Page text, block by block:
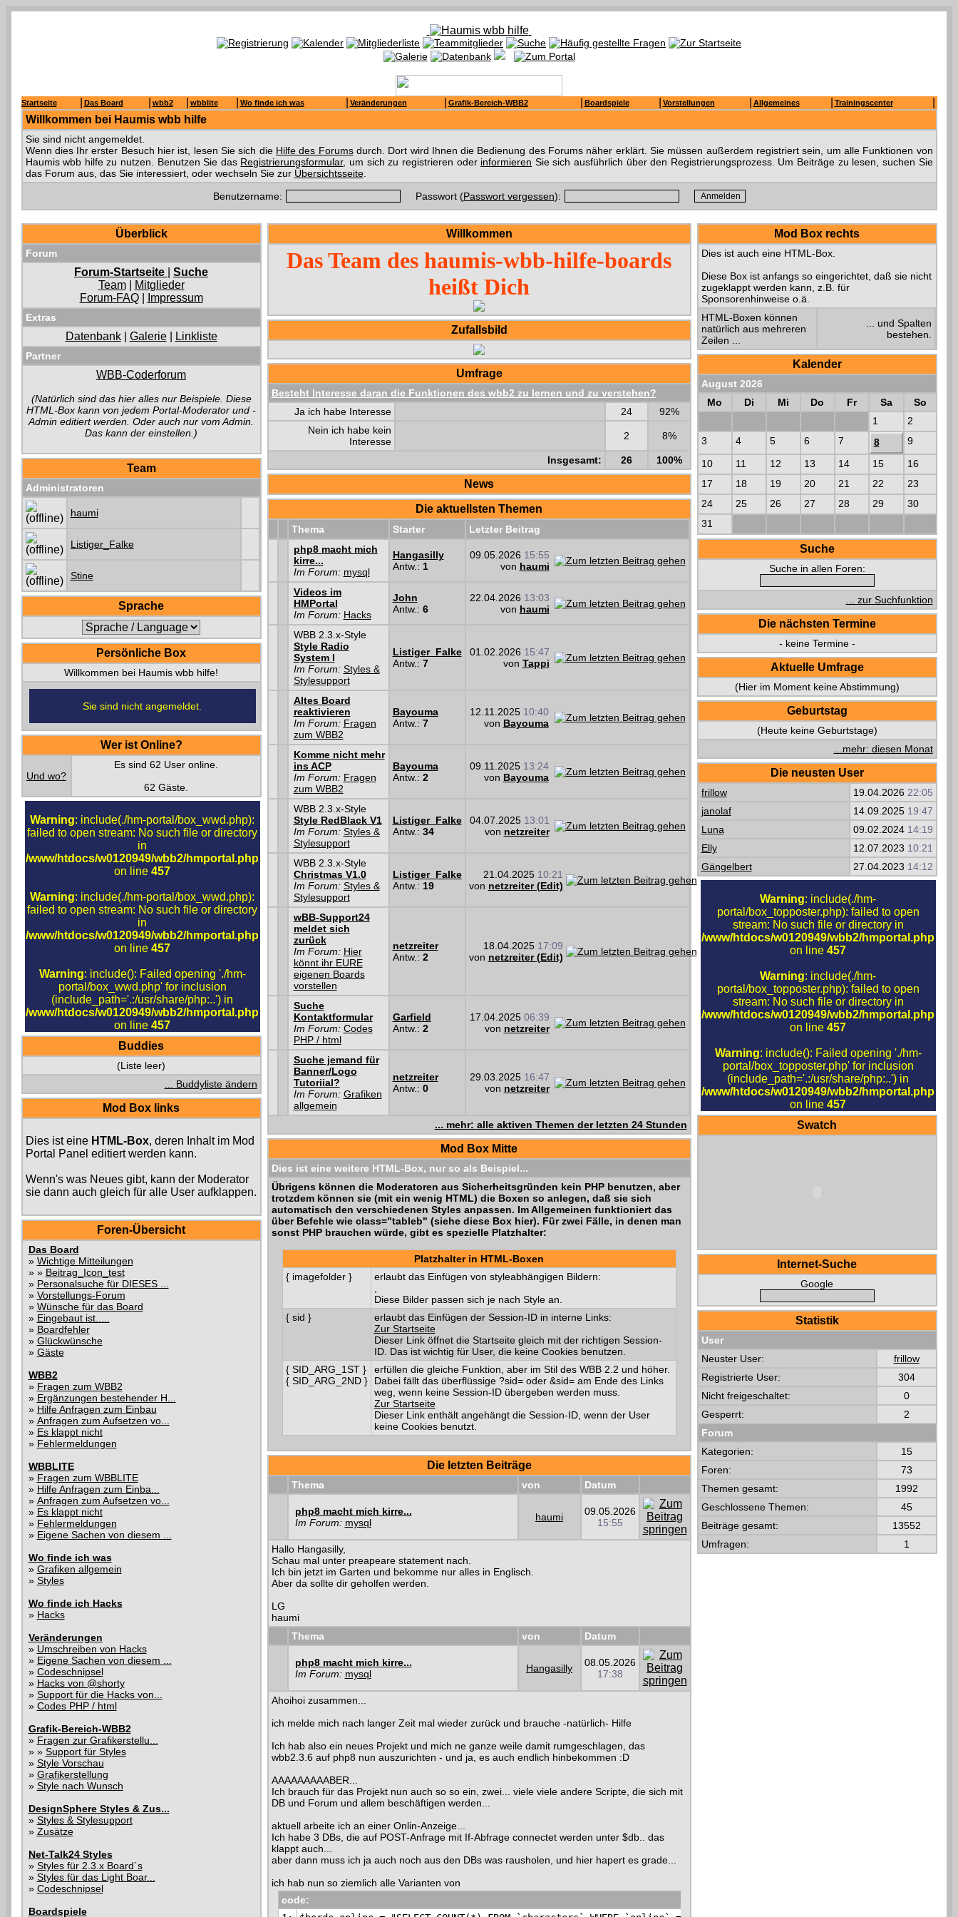
Startseite Das Board wbb2 wbblite Wo finde ich was Veränderungen Grafik-Bereich-WBB2 Boardspiele Vorstellungen Allgemeines Trainingscenter
Willkommen bei Haumis wbb hilfe
Sie sind nicht angemeldet.
Wenn dies Ihr erster Besuch hier ist, lesen Sie sich die Hilfe des Forumsdurch. Dort wird Ihnen die Bedienung des Forums näher erklärt. Sie müssen außerdem registriert sein, um alle Funktionen von
Haumis wbb hilfe zu nutzen. Benutzen Sie das Registrierungsformular, um sich zu registrieren oder informieren Sie sich ausführlich über den Registrierungsprozess. Um Beiträge zu lesen, suchen Sie
das Forum aus, das Sie interessiert, oder wechseln Sie zur Übersichtsseite.
Benutzername:
Passwort (Passwort vergessen):
Überblick
Forum
Forum-Startseite
Suche
Team|
Mitglieder
Forum-FAQ| Impressum
Extras
Datenbank| Galerie| Linkliste
Partner
WBB-Coderforum
(Natürlich sind das hier alles nur Beispiele. Diese
HTML-Box kann von jedem Portal-Moderator und -
Admin editiert werden. Oder auch nur vom Admin.
Das kann der einstellen.)
Team
Administratoren
haumi
Listiger_Falke
Stine
Sprache
Persönliche Box
Willkommen bei Haumis wbb hilfe!
Sie sind nicht angemeldet.
Wer ist Online?
Und wo?
Es sind 62 User online.
62 Gäste.
Warning: include(./hm-portal/box_wwd.php):
failed to open stream: No such file or directory
in
/www/htdocs/w0120949/wbb2/hmportal.php
on line457
Warning: include(./hm-portal/box_wwd.php):
failed to open stream: No such file or directory
in
/www/htdocs/w0120949/wbb2/hmportal.php
on line457
Warning: include(): Failed opening './hm-
portal/box_wwd.php' for inclusion
(include_path='.:/usr/share/php:..') in
/www/htdocs/w0120949/wbb2/hmportal.php
on line457
Buddies
(Liste leer)
... Buddyliste ändern
Mod Box links
Dies ist eine HTML-Box, deren Inhalt im Mod
Portal Panel editiert werden kann.
Wenn's was Neues gibt, kann der Moderator
sie dann auch gleich für alle User aufklappen.
Foren-Übersicht
Das Board
» Wichtige Mitteilungen
» » Beitrag_Icon_test
» Personalsuche für DIESES ...
» Vorstellungs-Forum
» Wünsche für das Board
» Eingebaut ist.....
» Boardfehler
» Glückwünsche
» Gäste
WBB2
» Fragen zum WBB2
» Ergänzungen bestehender H...
» Hilfe Anfragen zum Einbau
» Anfragen zum Aufsetzen vo...
» Es klappt nicht
» Fehlermeldungen
WBBLITE
» Fragen zum WBBLITE
» Hilfe Anfragen zum Einba...
» Anfragen zum Aufsetzen vo...
» Es klappt nicht
» Fehlermeldungen
» Eigene Sachen von diesem ...
Wo finde ich was
» Grafiken allgemein
» Styles
Wo finde ich Hacks
» Hacks
Veränderungen
» Umschreiben von Hacks
» Eigene Sachen von diesem ...
» Codeschnipsel
» Hacks von @shorty
» Support für die Hacks von...
» Codes PHP / html
Grafik-Bereich-WBB2
» Fragen zur Grafikerstellu...
» » Support für Styles
» Style Vorschau
» Grafikerstellung
» Style nach Wunsch
DesignSphere Styles & Zus...
» Styles & Stylesupport
» Zusätze
Net-Talk24 Styles
» Styles für 2.3.x Board´s
» Styles für das Light Boar...
» Codeschnipsel
Boardspiele
Willkommen
Das Team des haumis-wbb-hilfe-boards
heißt Dich
Zufallsbild
Umfrage
Besteht Interesse daran die Funktionen des wbb2 zu lernen und zu verstehen?
Ja ich habe Interesse
24
92%
Nein ich habe kein
Interesse
2 8%
Insgesamt: 26 100%
News
Die aktuellsten Themen
Thema Starter
Letzter Beitrag
php8 macht mich
kirre...
Im Forum: mysql
Hangasilly
Antw.: 1
09.05.2026 15:55
von haumi
Videos im
HMPortal
Im Forum: Hacks
John
Antw.: 6
22.04.2026 13:03
von haumi
WBB 2.3.x-Style
Style Radio
System I
Im Forum: Styles &
Stylesupport
Listiger_Falke
Antw.: 7
01.02.2026 15:47
von Tappi
Altes Board
reaktivieren
Im Forum: Fragen
zum WBB2
Bayouma
Antw.: 7
12.11.2025 10:40
von Bayouma
Komme nicht mehr
ins ACP
Im Forum: Fragen
zum WBB2
Bayouma
Antw.: 2
09.11.2025 13:24
von Bayouma
WBB 2.3.x-Style
Style RedBlack V1
Im Forum: Styles &
Stylesupport
Listiger_Falke
Antw.: 34
04.07.2025 13:01
von netzreiter
WBB 2.3.x-Style
Christmas V1.0
Im Forum: Styles &
Stylesupport
Listiger_Falke
Antw.: 19
21.04.2025 10:21
von netzreiter (Edit)
wBB-Support24
meldet sich
zurück
Im Forum: Hier
könnt ihr EURE
eigenen Boards
vorstellen
netzreiter
Antw.: 2
18.04.2025 17:09
von netzreiter (Edit)
Suche
Kontaktformular
Im Forum: Codes
PHP / html
Garfield
Antw.: 2
17.04.2025 06:39
von netzreiter
Suche jemand für
Banner/Logo
Tutoriial?
Im Forum: Grafiken
allgemein
netzreiter
Antw.: 0
29.03.2025 16:47
von netzreiter
... mehr: alle aktiven Themen der letzten 24 Stunden
Mod Box Mitte
Dies ist eine weitere HTML-Box, nur so als Beispiel...
Übrigens können die Moderatoren aus Sicherheitsgründen kein PHP benutzen, aber
trotzdem können sie (mit ein wenig HTML) die Boxen so anlegen, daß sie sich
automatisch den verschiedenen Styles anpassen. Im Allgemeinen funktioniert das
über Befehle wie class="tableb" (siehe diese Box hier). Für zwei Fälle, in denen man
sonst PHP brauchen würde, gibt es spezielle Platzhalter:
Platzhalter in HTML-Boxen
{ imagefolder }
erlaubt das Einfügen von styleabhängigen Bildern:
Diese Bilder passen sich je nach Style an.
{ sid }
erlaubt das Einfügen der Session-ID in interne Links:
Zur Startseite
Dieser Link öffnet die Startseite gleich mit der richtigen Session-
ID. Das ist wichtig für User, die keine Cookies benutzen.
{ SID_ARG_1ST }
{ SID_ARG_2ND }
erfüllen die gleiche Funktion, aber im Stil des WBB 2.2 und höher.
Dabei fällt das überflüssige ?sid= oder &sid= am Ende des Links
weg, wenn keine Session-ID übergeben werden muss.
Zur Startseite
Dieser Link enthält angehängt die Session-ID, wenn der User
keine Cookies benutzt.
Die letzten Beiträge
Thema von Datum
php8 macht mich kirre...
Im Forum: mysql haumi
09.05.2026
15:55
Hallo Hangasilly,
Schau mal unter preapeare statement nach.
Ich bin jetzt im Garten und bekomme nur alles in Englisch.
Aber da sollte dir geholfen werden.
LG
haumi
Thema
von Datum
php8 macht mich kirre...
Im Forum: mysql Hangasilly
08.05.2026
17:38
Ahoihoi zusammen...
ich melde mich nach langer Zeit mal wieder zurück und brauche -natürlich- Hilfe
Ich hab also ein neues Projekt und mich ne ganze weile damit rumgeschlagen, das
wbb2.3.6 auf php8 nun auszurichten - und ja, es auch endlich hinbekommen :D
AAAAAAAAABER...
Ich brauch für das Projekt nun auch so so ein, zwei... viele viele andere Scripte, die sich mit
DB und Forum und allem beschäftigen werden...
aktuell arbeite ich an einer Onlin-Anzeige...
Ich habe 3 DBs, die auf POST-Anfrage mit If-Abfrage connectet werden unter $db.. das
klappt auch...
aber dann muss ich ja auch noch aus den DBs was rausholen, und hier hapert es grade...
ich hab nun so ziemlich alle Varianten von
code:
Mod Box rechts
Dies ist auch eine HTML-Box.
Diese Box ist anfangs so eingerichtet, daß sie nicht
zugeklappt werden kann, z.B. für
Sponsorenhinweise o.ä.
HTML-Boxen können
natürlich aus mehreren
Zeilen ...
... und Spalten
bestehen.
Kalender
August 2026
Mo
Di Mi Do Fr Sa
So
1
2
3
4 5 6 7 8
9
10
11 12 13 14 15
16
17
18 19 20 21 22
23
24
25 26 27 28 29
30
31
Suche
Suche in allen Foren:
... zur Suchfunktion
Die nächsten Termine
- keine Termine -
Aktuelle Umfrage
(Hier im Moment keine Abstimmung)
Geburtstag
(Heute keine Geburtstage)
...mehr: diesen Monat
Die neusten User
frillow 19.04.2026 22:05
janolaf
14.09.2025 19:47
Luna
09.02.2024 14:19
Elly
12.07.2023 10:21
Gängelbert
27.04.2023 14:12
Warning: include(./hm-
portal/box_topposter.php): failed to open
stream: No such file or directory in
/www/htdocs/w0120949/wbb2/hmportal.php
on line457
Warning: include(./hm-
portal/box_topposter.php): failed to open
stream: No such file or directory in
/www/htdocs/w0120949/wbb2/hmportal.php
on line457
Warning: include(): Failed opening './hm-
portal/box_topposter.php' for inclusion
(include_path='.:/usr/share/php:..') in
/www/htdocs/w0120949/wbb2/hmportal.php
on line457
Swatch
Internet-Suche
Google
Statistik
User
Neuster User:
frillow
Registrierte User:
304
Nicht freigeschaltet:
0
Gesperrt:
2
Forum
Kategorien:
15
Foren:
73
Themen gesamt:
1992
Geschlossene Themen:
45
Beiträge gesamt:
13552
Umfragen:
1